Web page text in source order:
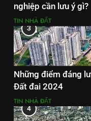
nghiệp cần lưu ý gì?
TIN NHÀ ĐẤT
3
Những điểm đáng
Đất đai 2024
TIN NHÀ ĐẤT
4